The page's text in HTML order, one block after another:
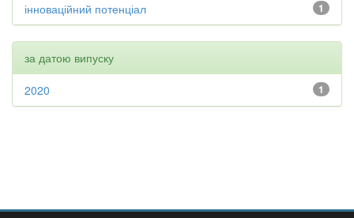
1
інноваційний потенціал
за датою випуску
1
2020